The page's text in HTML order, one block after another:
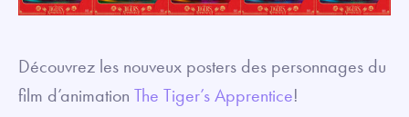
Découvrez les nouveux posters des personnages du
film d’animation The Tiger’s Apprentice!